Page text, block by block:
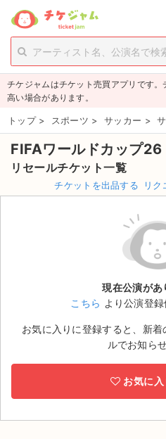
person_add 新規会員登録
チケットを探す
新着チケット
値下げしたチケット
都道府県からチケットを探す
チケットのリクエスト一覧
ライブ・コンサート（国内）
ライブ・コンサート（海外）
スポーツ
チケジャムはチケット売買アプリです
高い場合があります。
トップ > スポーツ > サッカー >
FIFAワールドカップ
リセールチケット一覧
チケットを出品する リク
現在公演があ
こちら より公演登録
お気に入りに登録すると、新
ルでお知ら
お気に